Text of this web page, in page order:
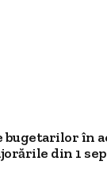
bugetarilor în
din 1